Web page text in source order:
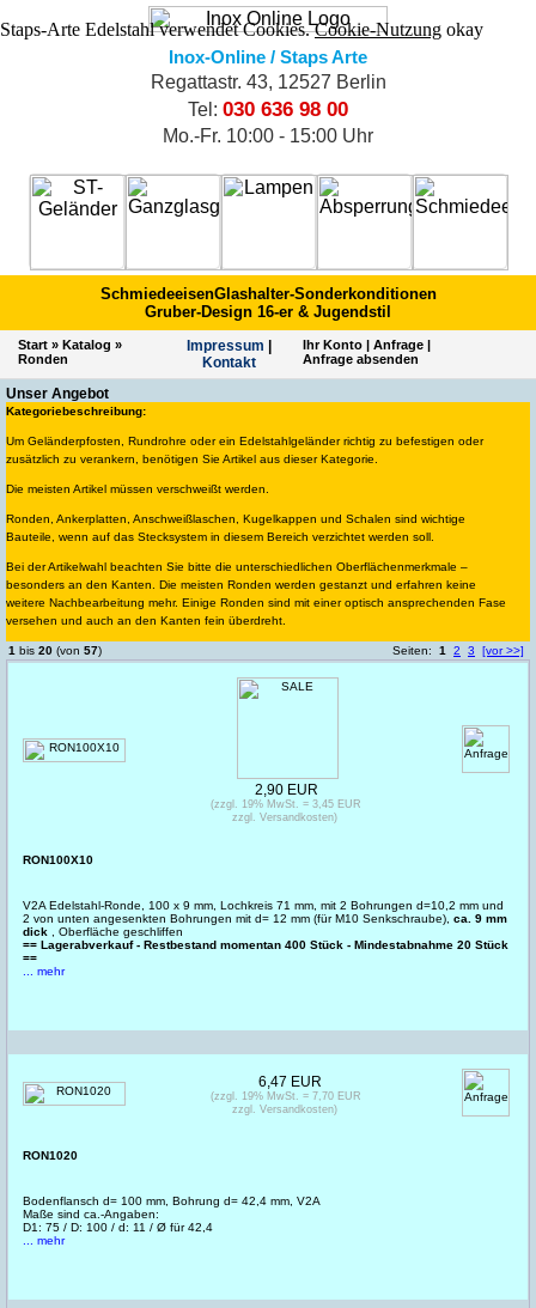
Staps-Arte Edelstahl verwendet Cookies.Cookie-Nutzung okay
Inox-Online / Staps Arte
Regattastr. 43, 12527 Berlin
Tel: 030 636 98 00
Mo.-Fr. 10:00 - 15:00 Uhr
SchmiedeeisenGlashalter-Sonderkonditionen
Gruber-Design 16-er & Jugendstil
Start » Katalog »
Ronden
Impres­sum
Kontakt
Ihr Konto |Anfrage |
Anfrage absenden
Unser Angebot
Kategoriebeschreibung:
Um Geländerpfosten, Rundrohre oder ein Edelstahlgeländer richtig zu befestigen oder
zusätzlich zu verankern, benötigen Sie Artikel aus dieser Kategorie.
Die meisten Artikel müssen verschweißt werden.
Ronden, Ankerplatten, Anschweißlaschen, Kugelkappen und Schalen sind wichtige
Bauteile, wenn auf das Stecksystem in diesem Bereich verzichtet werden soll.
Bei der Artikelwahl beachten Sie bitte die unterschiedlichen Oberflächenmerkmale –
besonders an den Kanten. Die meisten Ronden werden gestanzt und erfahren keine
weitere Nachbearbeitung mehr. Einige Ronden sind mit einer optisch ansprechenden Fase
versehen und auch an den Kanten fein überdreht.
1 bis 20 (von 57) Seiten: 1 2 3 [vor >>]
RON100X10
V2A Edelstahl-Ronde, 100 x 9 mm, Lochkreis 71 mm, mit 2 Bohrungen d=10,2 mm und
2 von unten angesenkten Bohrungen mit d= 12 mm (für M10 Senkschraube), ca. 9 mm
dick
, Oberfläche geschliffen
== Lagerabverkauf - Restbestand momentan 400 Stück - Mindestabnahme 20 Stück
==
... mehr
2,90 EUR
(zzgl. 19% MwSt. = 3,45 EUR
zzgl. Versandkosten)
RON1020
Bodenflansch d= 100 mm, Bohrung d= 42,4 mm, V2A
Maße sind ca.-Angaben:
D1: 75 / D: 100 / d: 11 / Ø für 42,4
... mehr
6,47 EUR
(zzgl. 19% MwSt. = 7,70 EUR
zzgl. Versandkosten)